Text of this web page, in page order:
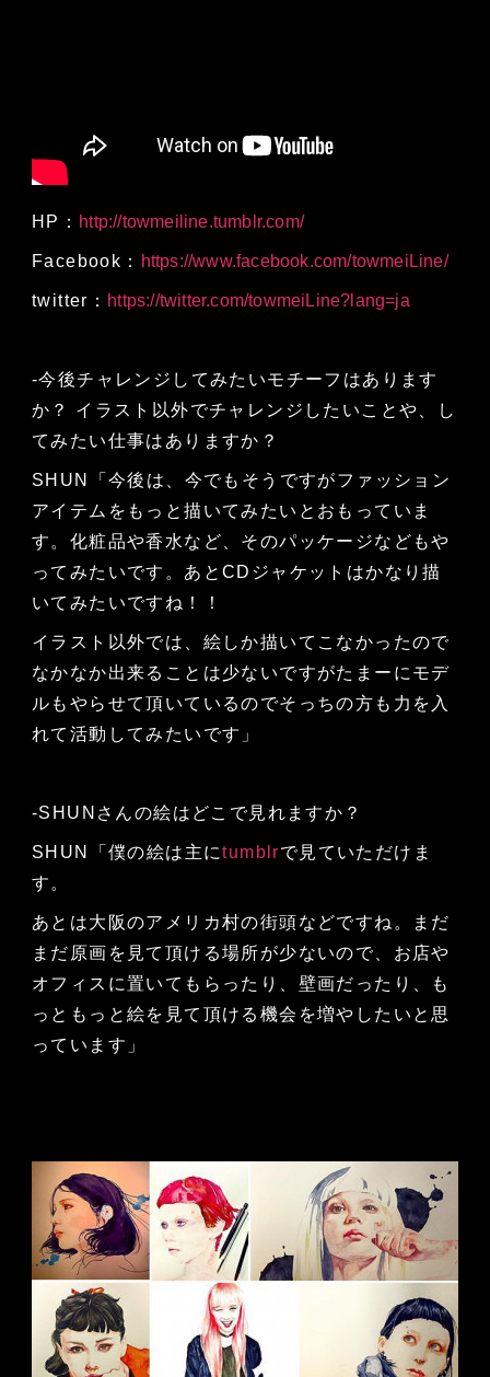
HP： http://towmeiline.tumblr.com/
Facebook： https://www.facebook.com/towmeiLine/
twitter： https://twitter.com/towmeiLine?lang=ja
‐今後チャレンジしてみたいモチーフはあります
か？ イラスト以外でチャレンジしたいことや、し
てみたい仕事はありますか？
SHUN「今後は、今でもそうですがファッション
アイテムをもっと描いてみたいとおもっていま
す。化粧品や香水など、そのパッケージなどもや
ってみたいです。あとCDジャケットはかなり描
いてみたいですね！！
イラスト以外では、絵しか描いてこなかったので
なかなか出来ることは少ないですがたまーにモデ
ルもやらせて頂いているのでそっちの方も力を入
れて活動してみたいです」
-SHUNさんの絵はどこで見れますか？
SHUN「僕の絵は主にtumblrで見ていただけま
す。
あとは大阪のアメリカ村の街頭などですね。まだ
まだ原画を見て頂ける場所が少ないので、お店や
オフィスに置いてもらったり、壁画だったり、も
っともっと絵を見て頂ける機会を増やしたいと思
っています」